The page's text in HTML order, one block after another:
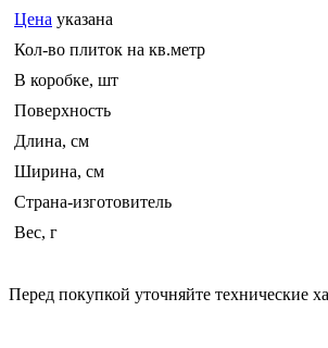
Цена указана
Кол-во плиток на кв.метр
В коробке, шт
Поверхность
Длина, см
Ширина, см
Страна-изготовитель
Вес, г
Перед покупкой уточняйте технические